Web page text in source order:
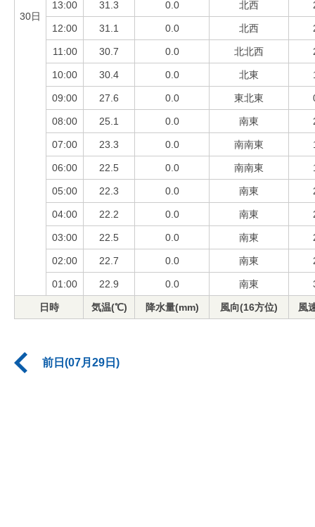
30日
13:00 31.3 0.0 北西
12:00 31.1 0.0 北西
11:00 30.7 0.0 北北西
10:00 30.4 0.0 北東
09:00 27.6 0.0 東北東
08:00 25.1 0.0 南東
07:00 23.3 0.0 南南東
06:00 22.5 0.0 南南東
05:00 22.3 0.0 南東
04:00 22.2 0.0 南東
03:00 22.5 0.0 南東
02:00 22.7 0.0 南東
01:00 22.9 0.0 南東
日時 気温(℃) 降水量(mm) 風向(16方位) 風
前日(07月29日)